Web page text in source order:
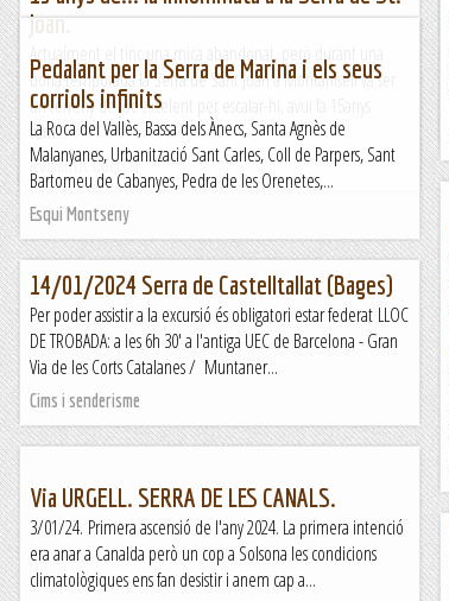
Joan.
Actualment el tinc una mica abandonat, però durant una
bona temporada la Serra de Sant Joan a Montanisell va ser
un terreny de joc excelent per escalar-hi, avui fa 15anys
vam...
Romàntic Guerrer
Pedalant per la Serra de Marina i els seus
corriols infinits
La Roca del Vallès, Bassa dels Ànecs, Santa Agnès de
Malanyanes, Urbanització Sant Carles, Coll de Parpers, Sant
Bartomeu de Cabanyes, Pedra de les Orenetes,...
Esqui Montseny
14/01/2024 Serra de Castelltallat (Bages)
Per poder assistir a la excursió és obligatori estar federat LLOC
DE TROBADA: a les 6h 30' a l'antiga UEC de Barcelona - Gran
Via de les Corts Catalanes / Muntaner...
Cims i senderisme
Via URGELL. SERRA DE LES CANALS.
3/01/24. Primera ascensió de l'any 2024. La primera intenció
era anar a Canalda però un cop a Solsona les condicions
climatològiques ens fan desistir i anem cap a...